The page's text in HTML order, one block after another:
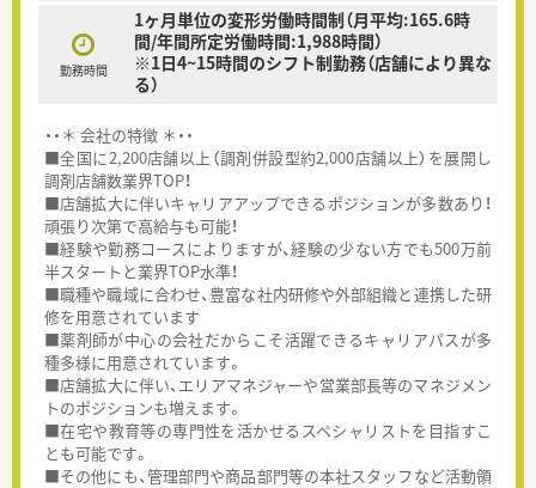
勤務時間
1ヶ月単位の変形労働時間制（月平均:165.6時
間/年間所定労働時間:1,988時間）
※1日4~15時間のシフト制勤務（店舗により異な
る）
・・＊ 会社の特徴 ＊・・
■全国に2,200店舗以上（調剤併設型約2,000店舗以上）を展開し
調剤店舗数業界TOP！
■店舗拡大に伴いキャリアアップできるポジションが多数あり！
頑張り次第で高給与も可能！
■経験や勤務コースによりますが、経験の少ない方でも500万前
半スタートと業界TOP水準！
■職種や職域に合わせ、豊富な社内研修や外部組織と連携した研
修を用意されています
■薬剤師が中心の会社だからこそ活躍できるキャリアパスが多
種多様に用意されています。
■店舗拡大に伴い、エリアマネジャーや営業部長等のマネジメン
トのポジションも増えます。
■在宅や教育等の専門性を活かせるスペシャリストを目指すこ
とも可能です。
■その他にも、管理部門や商品部門等の本社スタッフなど活動領